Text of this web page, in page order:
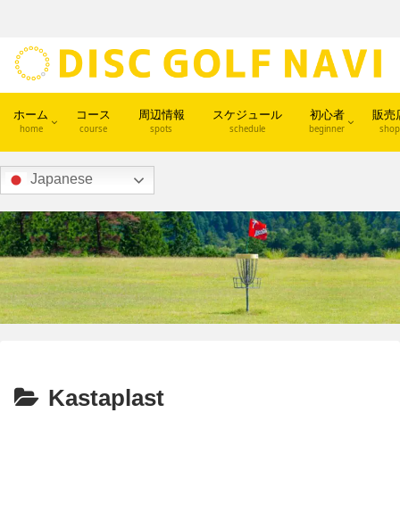
ホーム
home
コース
course
周辺情報
spots
スケジュール
schedule
初心者
beginner
販売
shop
Japanese
Kastaplast